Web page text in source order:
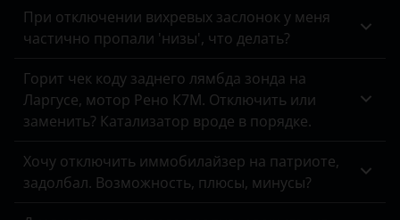
Fiat
Foton
Geely
При отключении вихревых заслонок у меня
частично пропали 'низы', что делать?
Горит чек коду заднего лямбда зонда на
Ларгусе, мотор Рено К7М. Отключить или
заменить? Катализатор вроде в порядке.
Хочу отключить иммобилайзер на патриоте,
задолбал. Возможность, плюсы, минусы?